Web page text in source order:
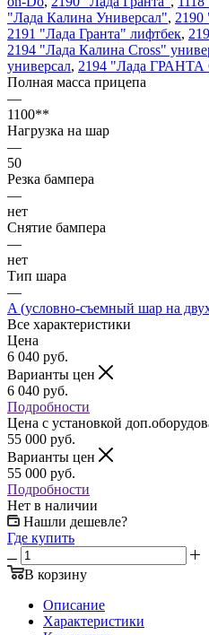
"Лада Калина Универсал", 2190
2191 "Лада Гранта" лифтбек,
2194 "Лада Калина Cross"
универсал, 2194 "Лада ГРАНТА
Полная масса прицепа
—
1100**
Нагрузка на шар
—
50
Резка бампера
—
нет
Снятие бампера
—
нет
Тип шара
—
A (условно-съемный шар на
Все характеристики
Цена
6 040 руб.
Варианты цен
6 040 руб.
Подробности
Цена c установкой
55 000 руб.
Варианты цен
55 000 руб.
Подробности
Нет в наличии
Нашли дешевле?
Где купить
В корзину
Описание
Характеристики